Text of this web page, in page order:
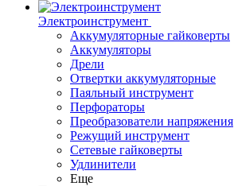
Электроинструмент
Аккумуляторные гайковерты
Аккумуляторы
Дрели
Отвертки аккумуляторные
Паяльный инструмент
Перфораторы
Преобразователи напряжения
Режущий инструмент
Сетевые гайковерты
Удлинители
Еще